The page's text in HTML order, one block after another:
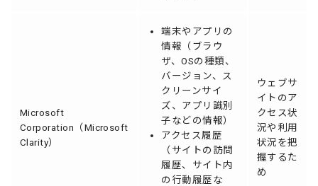
Microsoft
Corporation（Microsoft
Clarity）
端末やアプリの
情報（ブラウ
ザ、OSの種類、
バージョン、ス
クリーンサイ
ズ、アプリ識別
子などの情報）
アクセス履歴
（サイトの訪問
履歴、サイト内
の行動履歴な
ウェブサ
イトのア
クセス状
況や利用
状況を把
握するた
め